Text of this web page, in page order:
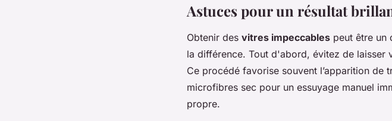
Astuces pour un résultat
Obtenir des vitres impeccables peut être un
la différence. Tout d'abord, évitez de laisser
Ce procédé favorise souvent l’apparition de
microfibres sec pour un essuyage manuel
propre.